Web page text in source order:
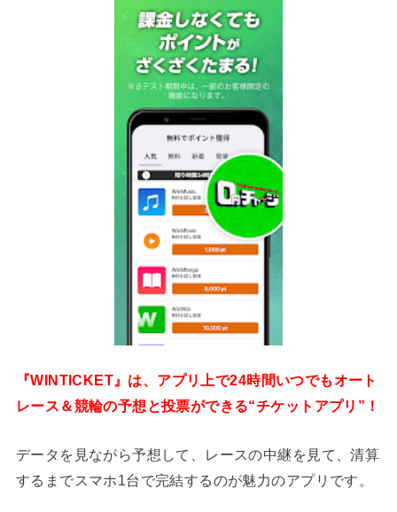
『WINTICKET』は、アプリ上で24時間いつでもオート
レース＆競輪の予想と投票ができる“チケットアプリ”！
データを見ながら予想して、レースの中継を見て、清算
するまでスマホ1台で完結するのが魅力のアプリです。